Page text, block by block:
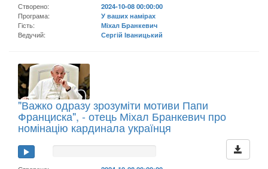
Створено:
2024-10-08 00:00:00
Програма:
У ваших намірах
Гість:
Міхал Бранкевич
Ведучий:
Сергій Іваницький
"Важко одразу зрозуміти мотиви Папи
Франциска", - отець Міхал Бранкевич про
номінацію кардинала українця